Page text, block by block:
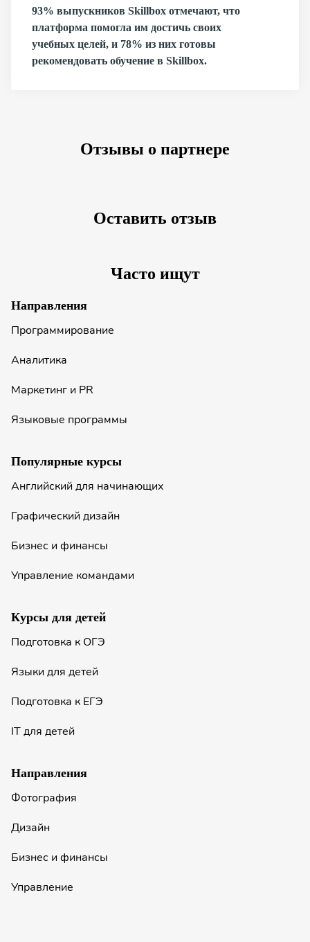
93% выпускников Skillbox отмечают, что
платформа помогла им достичь своих
учебных целей, и 78% из них готовы
рекомендовать обучение в Skillbox.
Отзывы о партнере
Оставить отзыв
Часто ищут
Направления
Программирование
Аналитика
Маркетинг и PR
Языковые программы
Популярные курсы
Английский для начинающих
Графический дизайн
Бизнес и финансы
Управление командами
Курсы для детей
Подготовка к ОГЭ
Языки для детей
Подготовка к ЕГЭ
IT для детей
Направления
Фотография
Дизайн
Бизнес и финансы
Управление